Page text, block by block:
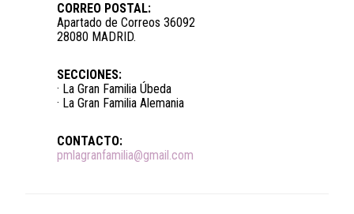
CORREO POSTAL:
Apartado de Correos 36092
28080 MADRID.
SECCIONES:
· La Gran Familia Úbeda
· La Gran Familia Alemania
CONTACTO:
pmlagranfamilia@gmail.com